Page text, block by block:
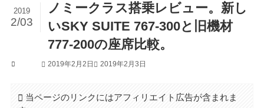
ノミークラス搭乗レビュー。新し
いSKY SUITE 767-300と旧機材
777-200の座席比較。
2019
2/03
2019年2月2日 2019年2月3日
当ページのリンクにはアフィリエイト広告が含まれま